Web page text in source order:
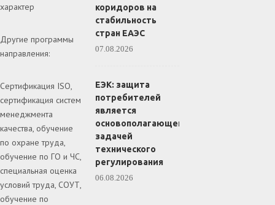
характер
Другие программы
направления:
Сертификация ISO,
сертификация систем
менеджмента
качества, обучение
по охране труда,
обучение по ГО и ЧС,
специальная оценка
условий труда, СОУТ,
обучение по
коридоров на
стабильность
стран ЕАЭС
07.08.2026
ЕЭК: защита
потребителей
является
основополагающей
задачей
технического
регулирования
06.08.2026